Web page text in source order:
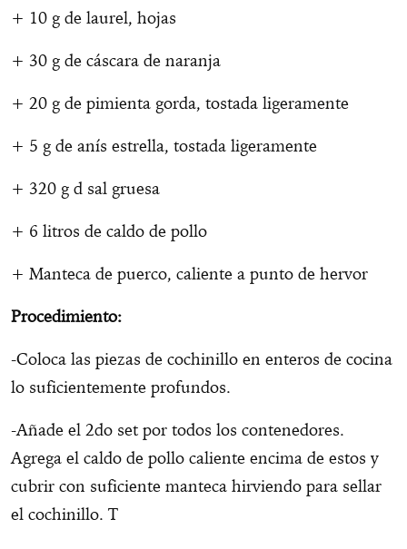
+ 10 g de laurel, hojas
+ 30 g de cáscara de naranja
+ 20 g de pimienta gorda, tostada ligeramente
+ 5 g de anís estrella, tostada ligeramente
+ 320 g d sal gruesa
+ 6 litros de caldo de pollo
+ Manteca de puerco, caliente a punto de hervor
Procedimiento:
-Coloca las piezas de cochinillo en enteros de cocina
lo suficientemente profundos.
-Añade el 2do set por todos los contenedores.
Agrega el caldo de pollo caliente encima de estos y
cubrir con suficiente manteca hirviendo para sellar
el cochinillo. T